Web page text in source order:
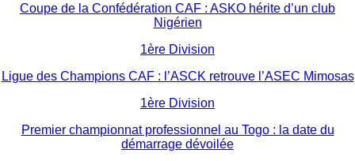
Coupe de la Confédération CAF : ASKO hérite d’un club
Nigérien
1ère Division
Ligue des Champions CAF : l’ASCK retrouve l’ASEC Mimosas
1ère Division
Premier championnat professionnel au Togo : la date du
démarrage dévoilée